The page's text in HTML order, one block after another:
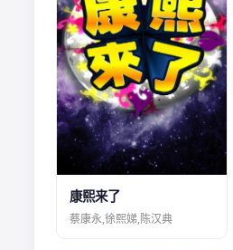
康熙来了
蔡康永,徐熙娣,陈汉典